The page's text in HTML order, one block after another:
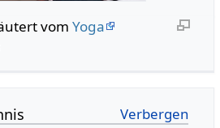
vom Yoga